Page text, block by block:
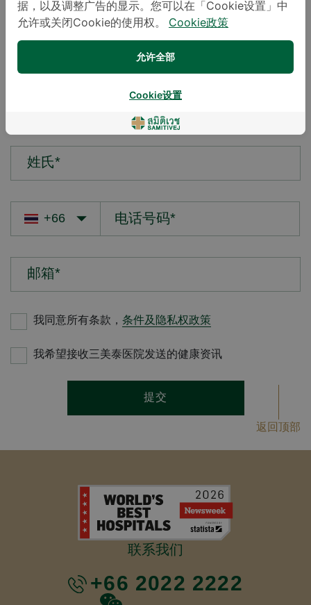
您的疑问*
姓氏*
邮箱*
我同意所有条款， 条件及隐私权政策
我希望接收三美泰医院发送的健康资讯
提交
返回顶部
联系我们
+66 2022 2222
据，以及调整广告的显示。您可以在「Cookie设置」中
允许或关闭Cookie的使用权。
Cookie政策
允许全部
Cookie设置